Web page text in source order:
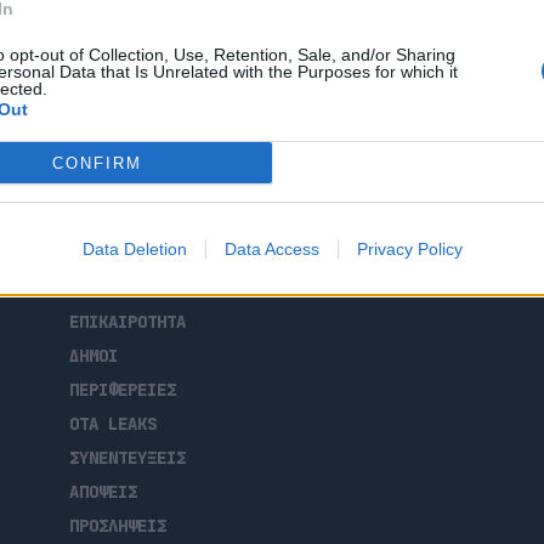
opt-out of Collection, Use, Retention, Sale, and/or Sharing
Data that Is Unrelated with the Purposes for which it
CONFIRM
Data Deletion Data Access Privacy Policy
δικτύωσης, ο Δήμαρχος Αθηναίων Χάρης
του νέου νομοσχεδίου που
περιορισμό της αυτονομίας των
χρησιμοποιώντας ιδιαίτερα σκληρή
ΑΡΧΙΚΗ
ΕΠΙΚΑΙΡΟΤΗΤΑ
ΔΗΜΟΙ
ΠΕΡΙΦΕΡΕΙΕΣ
OTA LEAKS
ΣΥΝΕΝΤΕΥΞΕΙΣ
ΑΠΟΨΕΙΣ
ΠΡΟΣΛΗΨΕΙΣ